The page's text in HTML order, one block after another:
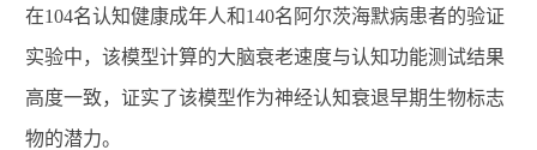
在104名认知健康成年人和140名阿尔茨海默病患者的验证
实验中，该模型计算的大脑衰老速度与认知功能测试结果
高度一致，证实了该模型作为神经认知衰退早期生物标志
物的潜力。